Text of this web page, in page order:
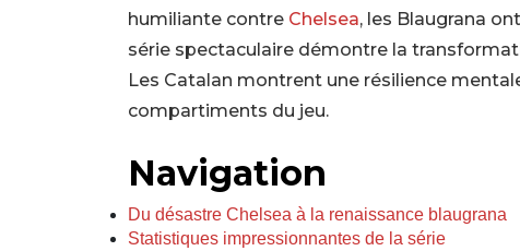
humiliante contre Chelsea, les Blaugrana
série spectaculaire démontre la
Les Catalan montrent une résilience
compartiments du jeu.
Navigation
Du désastre Chelsea à la renaissance blaugrana
Statistiques impressionnantes de la série